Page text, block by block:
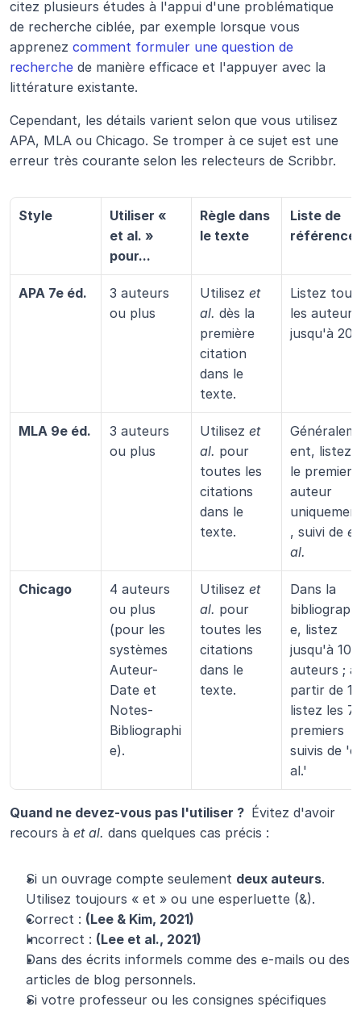
citez plusieurs études à l'appui d'une problématique
de recherche ciblée, par exemple lorsque vous
apprenez comment formuler une question de
recherche de manière efficace et l'appuyer avec la
littérature existante.
Cependant, les détails varient selon que vous utilisez
APA, MLA ou Chicago. Se tromper à ce sujet est une
erreur très courante selon les relecteurs de Scribbr.
Style
Utiliser «
et al. »
pour...
Règle dans
le texte
Liste de
APA 7e éd.
3 auteurs
ou plus
Utilisez et
al. dès la
première
citation
dans le
texte.
Listez tous
les auteurs
jusqu'à 20.
MLA 9e éd.
3 auteurs
ou plus
Utilisez et
al. pour
toutes les
citations
dans le
texte.
Généralem
ent, listez
le premier
auteur
, suivi de et
al.
Chicago
4 auteurs
ou plus
(pour les
systèmes
Auteur-
Date et
Notes-
Bibliographi
e).
Utilisez et
al. pour
toutes les
citations
dans le
texte.
Dans la
bibliographi
e, listez
jusqu'à 10
auteurs ; à
partir de
listez les 7
premiers
suivis de
al.'
Quand ne devez-vous pas l'utiliser ? Évitez d'avoir
recours à et al. dans quelques cas précis :
Si un ouvrage compte seulement deux auteurs.
Utilisez toujours « et » ou une esperluette (&).
Correct : (Lee & Kim, 2021)
Incorrect : (Lee et al., 2021)
Dans des écrits informels comme des e-mails ou des
articles de blog personnels.
Si votre professeur ou les consignes spécifiques